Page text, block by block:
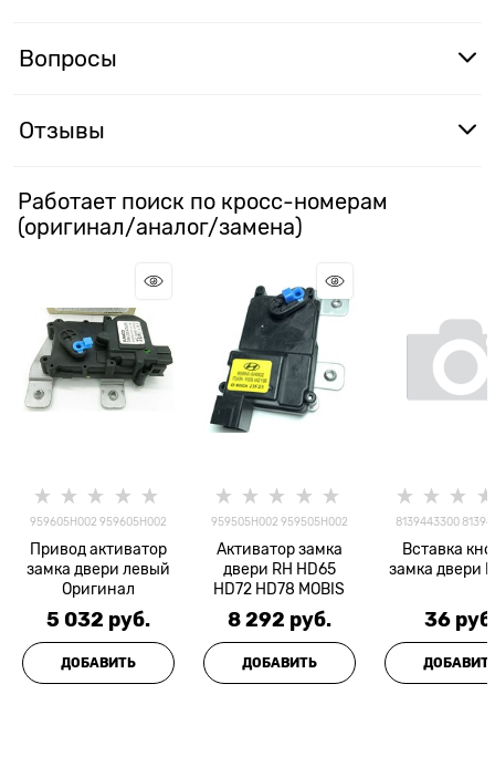
Вопросы
Отзывы
Работает поиск по кросс-номерам
(оригинал/аналог/замена)
959605H002 959605H002
Привод активатор
замка двери левый
Оригинал
5 032 руб.
ДОБАВИТЬ
959505H002 959505H002
Активатор замка
двери RH HD65
HD72 HD78 MOBIS
8 292 руб.
ДОБАВИТЬ
8139443300
Вставка
замка двери
36